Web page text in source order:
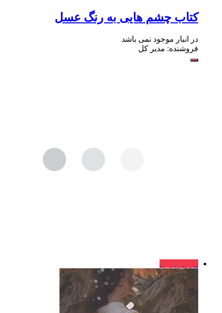
کتاب چشم هایی به رنگ عسل
در انبار موجود نمی باشد
فروشنده: مدیر کل